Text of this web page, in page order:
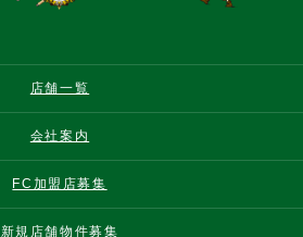
店舗一覧
会社案内
FC加盟店募集
新規店舗物件募集